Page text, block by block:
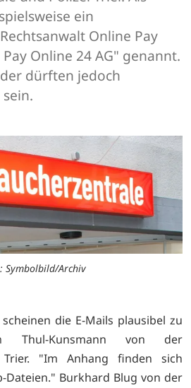
ein
Online Pay
Online 24 AG" genannt.
dürften jedoch
Symbolbild/Archiv
die E-Mails plausibel zu
Thul-Kunsmann von der
Trier. "Im Anhang finden sich
Dateien." Burkhard Blug von der